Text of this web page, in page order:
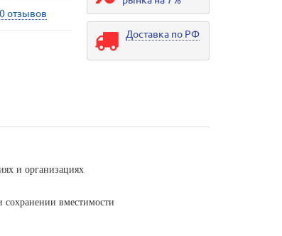
0 отзывов
Доставка по РФ
и организациях
вместимости